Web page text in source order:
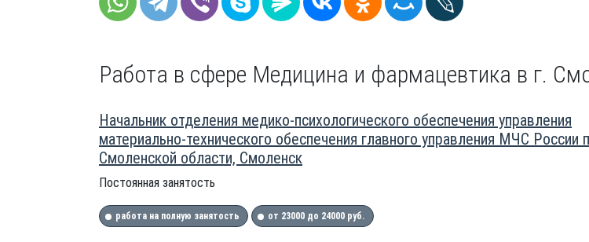
Работа в сфере Медицина и фармацевтика в г.
Начальник отделения медико-психологического обеспечения управления
материально-технического обеспечения главного управления МЧС России
Смоленской области, Смоленск
Постоянная занятость
работа на полную занятость от 23000 до 24000 руб.